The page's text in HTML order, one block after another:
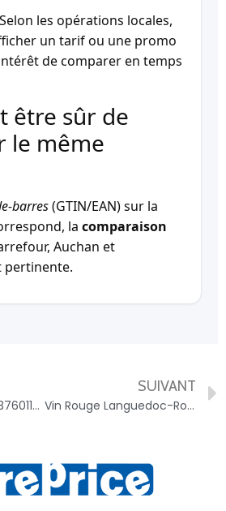
les opérations locales,
un tarif ou une promo
de comparer en temps
être sûr de
le même
barres(GTIN/EAN) sur la
la comparaison
Auchan et
pertinente.
Château Guerry – 3760117860481
SUIVANT
Vin Rouge Languedoc-Roussillon AOP TERRES DES AINES – 3760043171002